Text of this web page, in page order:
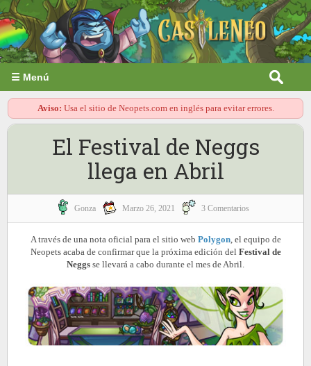
☰ Menú
Aviso: Usa el sitio de Neopets.com en inglés para evitar errores.
El Festival de Neggs
llega en Abril
Gonza Marzo 26, 2021 3 Comentarios
A través de una nota oficial para el sitio web Polygon, el equipo de
Neopets acaba de confirmar que la próxima edición del Festival de
Neggs se llevará a cabo durante el mes de Abril.